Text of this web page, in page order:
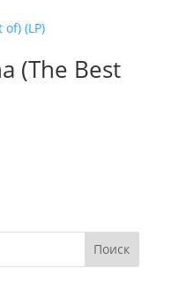
(The Best